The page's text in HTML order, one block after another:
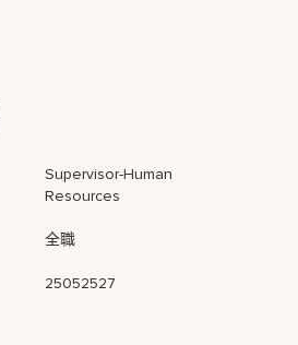
Supervisor-Human
Resources
全職
25052527